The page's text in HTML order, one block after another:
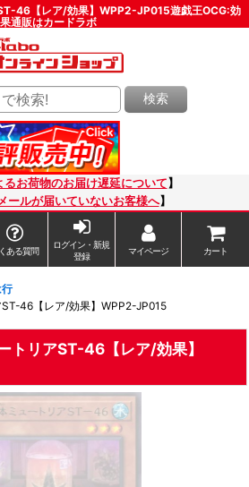
46【レア/効果】WPP2-JP015遊戯王OCG:効
果通販はカードラボ
検索
るお荷物のお届け遅延について 】
ールが届いていないお客様へ】
ある質問
ログイン・新規
登録
マイページ カート
ST-46【レア/効果】WPP2-JP015
トリアST-46【レア/効果】